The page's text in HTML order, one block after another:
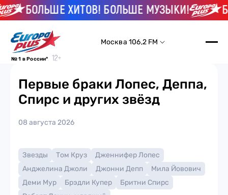
БОЛЬШЕ ХИТОВ! БОЛЬШЕ МУЗЫКИ!
№ 1 в России*
Москва 106,2 FM
Первые браки Лопес, Деппа,
Спирс и других звёзд
08 августа 2026
Звезды Том Круз
Дженнифер Лопес
Анджелина Джоли
Джонни Депп
Мила Йовович
Деми Мур
Брэдли Купер
Бритни Спирс